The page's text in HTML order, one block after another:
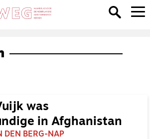
was
in Afghanistan
DEN BERG-NAP